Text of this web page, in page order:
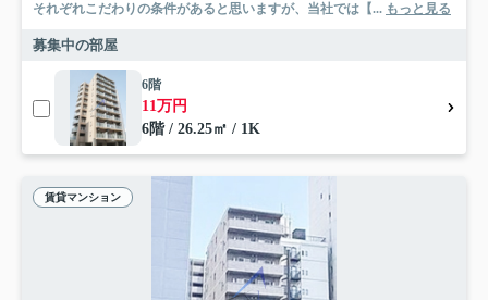
それぞれこだわりの条件があると思いますが、当社では【... もっと見る
募集中の部屋
6階
11万円
6階 / 26.25㎡ / 1K
賃貸マンション